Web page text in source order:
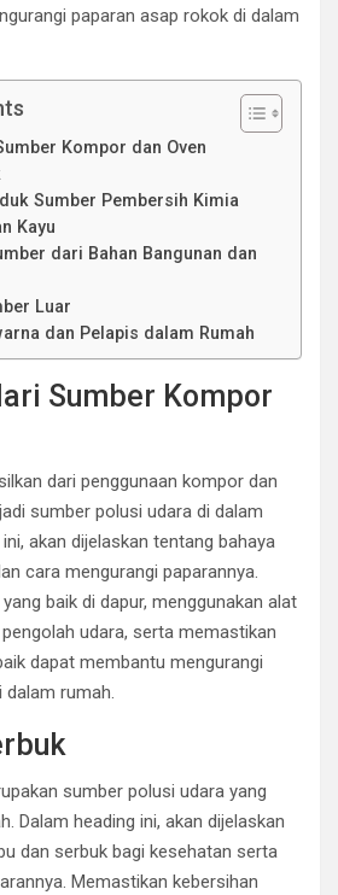
paparan asap rokok di dalam
Kompor dan Oven
Sumber Pembersih Kimia
Kayu
dari Bahan Bangunan dan
Luar
dan Pelapis dalam Rumah
Sumber Kompor
dari penggunaan kompor dan
sumber polusi udara di dalam
akan dijelaskan tentang bahaya
cara mengurangi paparannya.
baik di dapur, menggunakan alat
udara, serta memastikan
dapat membantu mengurangi
dalam rumah.
sumber polusi udara yang
Dalam heading ini, akan dijelaskan
dan serbuk bagi kesehatan serta
Memastikan kebersihan